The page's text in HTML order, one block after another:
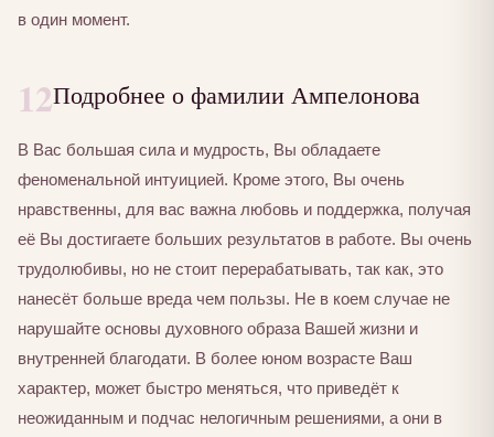
в один момент.
12Подробнее о фамилии Ампелонова
В Вас большая сила и мудрость, Вы обладаете
феноменальной интуицией. Кроме этого, Вы очень
нравственны, для вас важна любовь и поддержка, получая
её Вы достигаете больших результатов в работе. Вы очень
трудолюбивы, но не стоит перерабатывать, так как, это
нанесёт больше вреда чем пользы. Не в коем случае не
нарушайте основы духовного образа Вашей жизни и
внутренней благодати. В более юном возрасте Ваш
характер, может быстро меняться, что приведёт к
неожиданным и подчас нелогичным решениями, а они в